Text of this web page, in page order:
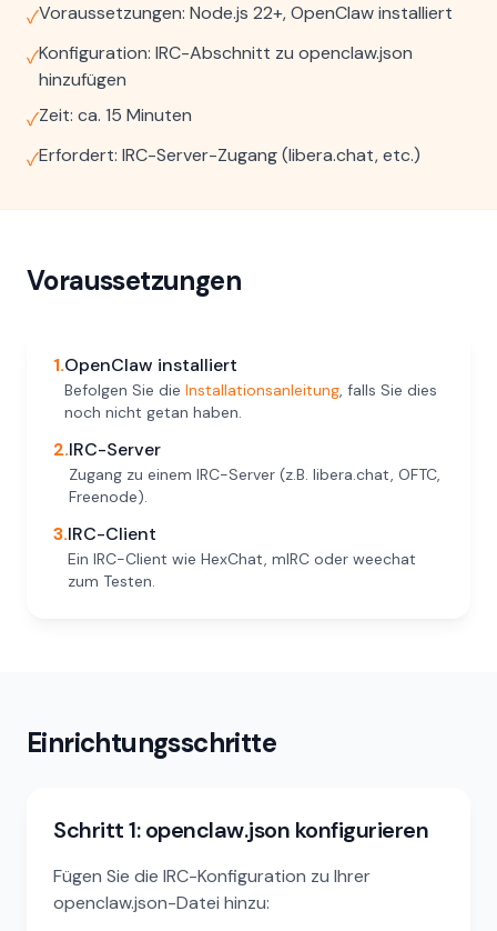
✓Voraussetzungen: Node.js 22+, OpenClaw installiert
✓Konfiguration: IRC-Abschnitt zu openclaw.json
hinzufügen
✓Zeit: ca. 15 Minuten
✓Erfordert: IRC-Server-Zugang (libera.chat, etc.)
Voraussetzungen
1.OpenClaw installiert
Befolgen Sie die Installationsanleitung, falls Sie dies
noch nicht getan haben.
2.IRC-Server
Zugang zu einem IRC-Server (z.B. libera.chat, OFTC,
Freenode).
3.IRC-Client
Ein IRC-Client wie HexChat, mIRC oder weechat
zum Testen.
Einrichtungsschritte
Schritt 1: openclaw.json konfigurieren
Fügen Sie die IRC-Konfiguration zu Ihrer
openclaw.json-Datei hinzu: